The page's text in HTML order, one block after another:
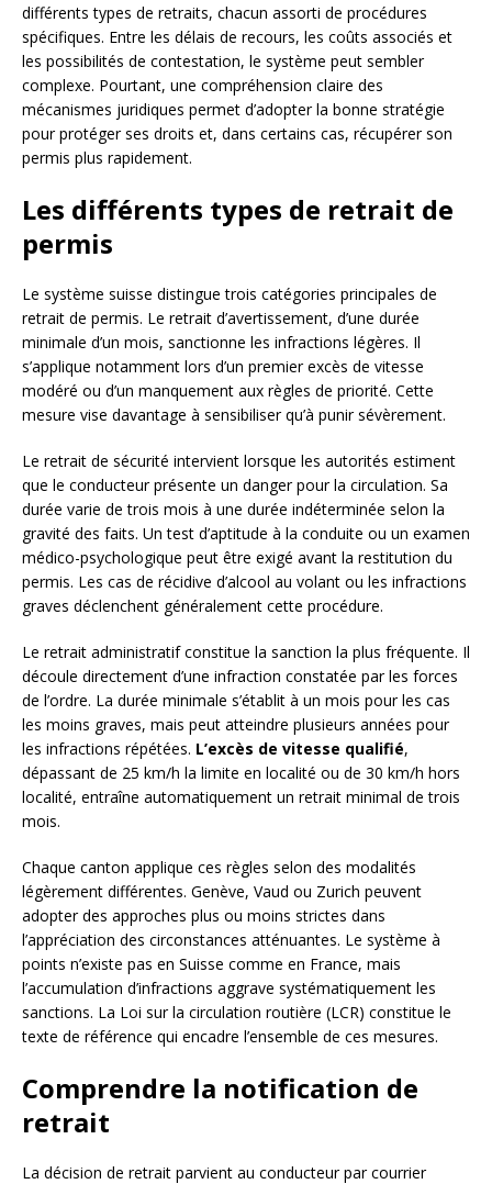
différents types de retraits, chacun assorti de procédures
spécifiques. Entre les délais de recours, les coûts associés et
les possibilités de contestation, le système peut sembler
complexe. Pourtant, une compréhension claire des
mécanismes juridiques permet d’adopter la bonne stratégie
pour protéger ses droits et, dans certains cas, récupérer son
permis plus rapidement.
Les différents types de retrait de
permis
Le système suisse distingue trois catégories principales de
retrait de permis. Le retrait d’avertissement, d’une durée
minimale d’un mois, sanctionne les infractions légères. Il
s’applique notamment lors d’un premier excès de vitesse
modéré ou d’un manquement aux règles de priorité. Cette
mesure vise davantage à sensibiliser qu’à punir sévèrement.
Le retrait de sécurité intervient lorsque les autorités estiment
que le conducteur présente un danger pour la circulation. Sa
durée varie de trois mois à une durée indéterminée selon la
gravité des faits. Un test d’aptitude à la conduite ou un examen
médico-psychologique peut être exigé avant la restitution du
permis. Les cas de récidive d’alcool au volant ou les infractions
graves déclenchent généralement cette procédure.
Le retrait administratif constitue la sanction la plus fréquente. Il
découle directement d’une infraction constatée par les forces
de l’ordre. La durée minimale s’établit à un mois pour les cas
les moins graves, mais peut atteindre plusieurs années pour
les infractions répétées. L’excès de vitesse qualifié,
dépassant de 25 km/h la limite en localité ou de 30 km/h hors
localité, entraîne automatiquement un retrait minimal de trois
mois.
Chaque canton applique ces règles selon des modalités
légèrement différentes. Genève, Vaud ou Zurich peuvent
adopter des approches plus ou moins strictes dans
l’appréciation des circonstances atténuantes. Le système à
points n’existe pas en Suisse comme en France, mais
l’accumulation d’infractions aggrave systématiquement les
sanctions. La Loi sur la circulation routière (LCR) constitue le
texte de référence qui encadre l’ensemble de ces mesures.
Comprendre la notification de
retrait
La décision de retrait parvient au conducteur par courrier